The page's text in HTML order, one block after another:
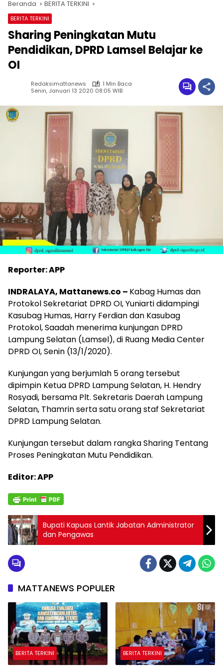
Beranda BERITA TERKINI
BERITA TERKINI
Sharing Peningkatan Mutu
Pendidikan, DPRD Lamsel Belajar ke
OI
Redaksimattanews
1 Min Baca
Senin, Januari 13 2020 08:05 WIB
Reporter: APP
INDRALAYA, Mattanews.co – Kabag Humas dan
Protokol Sekretariat DPRD OI, Yuniarti didampingi
Kasubag Humas, Harry Ferdian dan Kasubag
Protokol, Saadah menerima kunjungan DPRD
Lampung Selatan (Lamsel), di Ruang Media Center
DPRD OI, Senin (13/1/2020).
Kunjungan yang berjumlah 5 orang tersebut
dipimpin Ketua DPRD Lampung Selatan, H. Hendry
Rosyadi, bersama Plt. Sekretaris Daerah Lampung
Selatan, Thamrin serta satu orang staf Sekretariat
DPRD Lampung Selatan.
Kunjungan tersebut dalam rangka Sharing Tentang
Proses Peningkatan Mutu Pendidikan.
Editor: APP
Bupati Kapuas Lantik Jabatan Administrator
dan Pengawas
MATTANEWS POPULER
BERITA TERKINI BERITA TERKINI